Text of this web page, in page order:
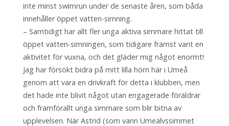
inte minst swimrun under de senaste åren, som båda
innehåller öppet vatten-simning.
– Samtidigt har allt fler unga aktiva simmare hittat till
öppet vatten-simningen, som tidigare främst varit en
aktivitet för vuxna, och det gläder mig något enormt!
Jag har försökt bidra på mitt lilla hörn här i Umeå
genom att vara en drivkraft för detta i klubben, men
det hade inte blivit något utan engagerade föräldrar
och framförallt unga simmare som blir bitna av
upplevelsen. När Astrid (som vann Umeälvssimmet